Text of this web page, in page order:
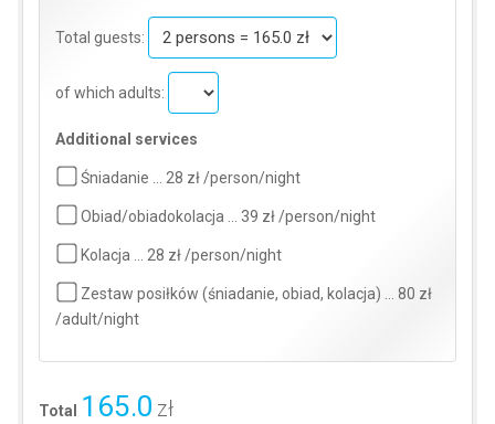
Total guests:
of which adults:
Additional services
Śniadanie … 28 zł /person/night
Obiad/obiadokolacja … 39 zł /person/night
Kolacja … 28 zł /person/night
Zestaw posiłków (śniadanie, obiad, kolacja) … 80 zł
/adult/night
Total 165.0 zł